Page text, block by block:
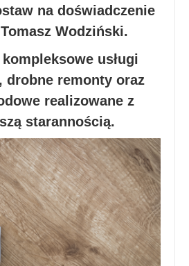
na doświadczenie
Tomasz Wodziński.
usługi
drobne remonty oraz
realizowane z
starannością.